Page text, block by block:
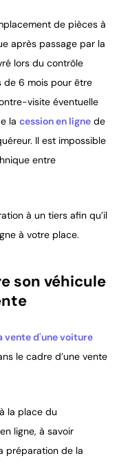
de pièces à
après passage par la
lors du contrôle
de 6 mois pour être
visite éventuelle
la cession en ligne de
Il est impossible
entre
à un tiers afin qu’il
à votre place.
son véhicule
vente d'une voiture
le cadre d’une vente
la place du
ligne, à savoir
préparation de la